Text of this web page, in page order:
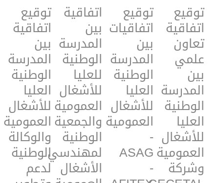
توقيع
اتفاقية
بين
المدرسة
الوطنية
العليا
للأشغال
العمومية
والوكالة
الوطنية
لدعم
اتفاقية
بين
المدرسة
الوطنية
للعليا
للأشغال
العمومية
والجمعية
الوطنية
لمهندسي
الأشغال
توقيع
اتفاقيات
بين
المدرسة
الوطنية
العليا
للأشغال
العمومية
-
ASAG
-
توقيع
اتفاقية
تعاون
علمي
بين
المدرسة
الوطنية
العليا
للأشغال
العمومية
وشركة